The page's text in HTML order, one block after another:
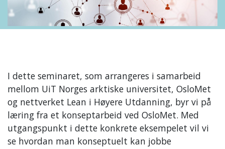
I dette seminaret, som arrangeres i samarbeid
mellom UiT Norges arktiske universitet, OsloMet
og nettverket Lean i Høyere Utdanning, byr vi på
læring fra et konseptarbeid ved OsloMet. Med
utgangspunkt i dette konkrete eksempelet vil vi
se hvordan man konseptuelt kan jobbe